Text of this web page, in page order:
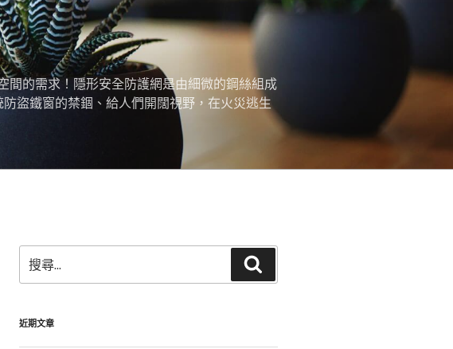
間的需求！隱形安全防護網是由細微的鋼絲組成
盜鐵窗的禁錮、給人們開闊視野，在火災逃生
尋
關
字:
尋
近期文章